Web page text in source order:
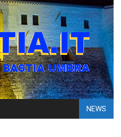
NEWS